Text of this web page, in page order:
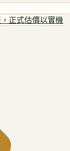
正式估價以實機